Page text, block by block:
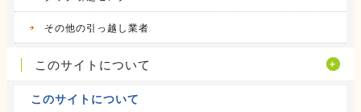
その他の引っ越し業者
このサイトについて
このサイトについて